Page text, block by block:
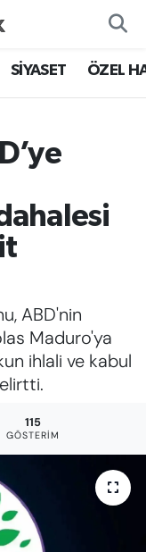
SİYASET ÖZEL
ABD'nin
Maduro'ya
ihlali ve kabul
115
GÖSTERIM